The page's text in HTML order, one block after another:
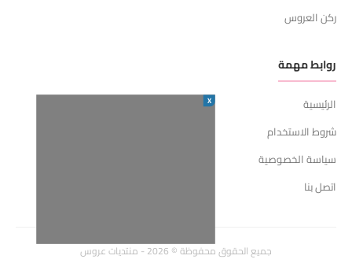
ركن العروس
روابط مهمة
الرئيسية
شروط الاستخدام
سياسة الخصوصية
اتصل بنا
جميع الحقوق محفوظة © 2026 - منتديات عروس
X